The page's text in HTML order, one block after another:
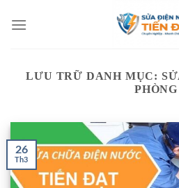
qua
LƯU TRỮ DANH MỤC:
PHÒNG
26
Th3